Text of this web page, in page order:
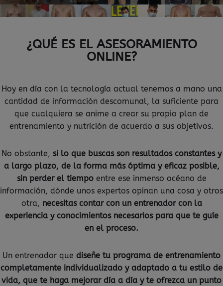
¿QUÉ ES EL ASESORAMIENTO
ONLINE?
Hoy en día con la tecnología actual tenemos a mano una
cantidad de información descomunal, la suficiente para
que cualquiera se anime a crear su propio plan de
entrenamiento y nutrición de acuerdo a sus objetivos.
No obstante, si lo que buscas son resultados constantes y
a largo plazo, de la forma más óptima y eficaz posible,
sin perder el tiempoentre ese inmenso océano de
información, dónde unos expertos opinan una cosa y otros
otra, necesitas contar con un entrenador con la
experiencia y conocimientos necesarios para que te guíe
en el proceso.
Un entrenador que diseñe tu programa de entrenamiento
completamente individualizado y adaptado a tu estilo de
vida, que te haga mejorar día a día y te ofrezca un punto